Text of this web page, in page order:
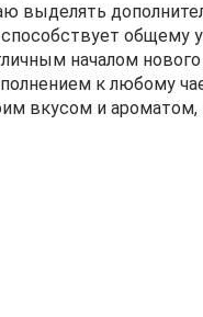
выделять
общему
началом нового
к любому
вкусом и